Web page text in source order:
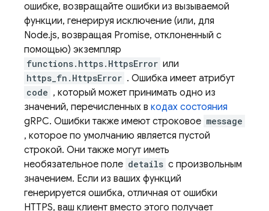
ошибке, возвращайте ошибки из вызываемой
функции, генерируя исключение (или, для
Node.js, возвращая Promise, отклоненный с
помощью) экземпляр
functions.https.HttpsError или
https_fn.HttpsError . Ошибка имеет атрибут
code , который может принимать одно из
значений, перечисленных в кодах состояния
gRPC. Ошибки также имеют строковое message
, которое по умолчанию является пустой
строкой. Они также могут иметь
необязательное поле details с произвольным
значением. Если из ваших функций
генерируется ошибка, отличная от ошибки
HTTPS, ваш клиент вместо этого получает